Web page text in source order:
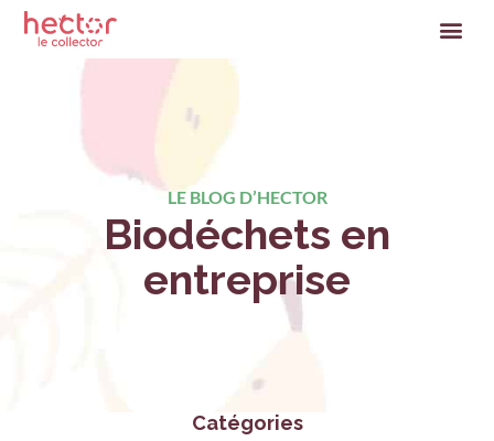
LE BLOG D’HECTOR
Biodéchets en
entreprise
Catégories